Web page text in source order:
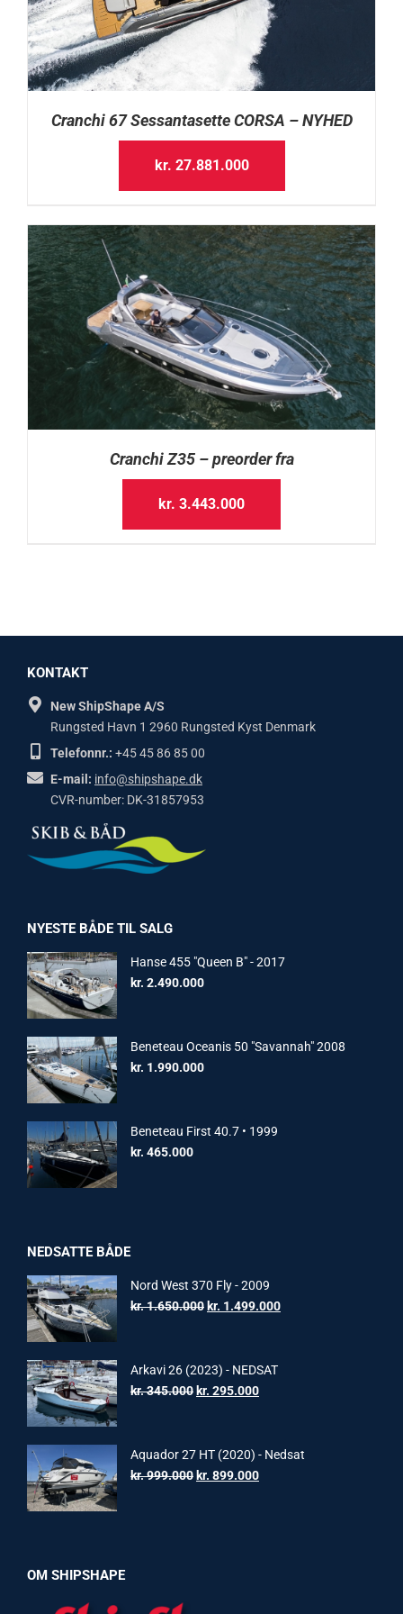
Cranchi 67 Sessantasette CORSA – NYHED
kr. 27.881.000
Cranchi Z35 – preorder fra
kr. 3.443.000
KONTAKT
New ShipShape A/S
Rungsted Havn 1 2960 Rungsted Kyst Denmark
Telefonnr.: +45 45 86 85 00
E-mail: info@shipshape.dk
CVR-number: DK-31857953
NYESTE BÅDE TIL SALG
Hanse 455 "Queen B" - 2017
kr. 2.490.000
Beneteau Oceanis 50 "Savannah" 2008
kr. 1.990.000
Beneteau First 40.7 • 1999
kr. 465.000
NEDSATTE BÅDE
Nord West 370 Fly - 2009
kr.1.650.000Original
kr. 1.650.000.
kr. 1.499.000Current
Arkavi 26 (2023) - NEDSAT
kr.345.000Original
kr. 345.000.
kr. 295.000Current
kr. 295.000.
Aquador 27 HT (2020) - Nedsat
kr.999.000Original
kr. 899.000Current
OM SHIPSHAPE